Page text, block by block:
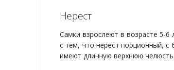
Нерест
Самки взрослеют в возрасте 5-6
с тем, что нерест порционный, с
имеют длинную верхнюю